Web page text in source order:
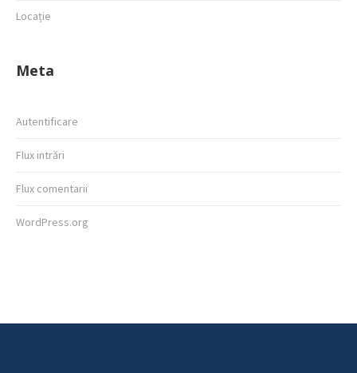
Locație
Meta
Autentificare
Flux intrări
Flux comentarii
WordPress.org